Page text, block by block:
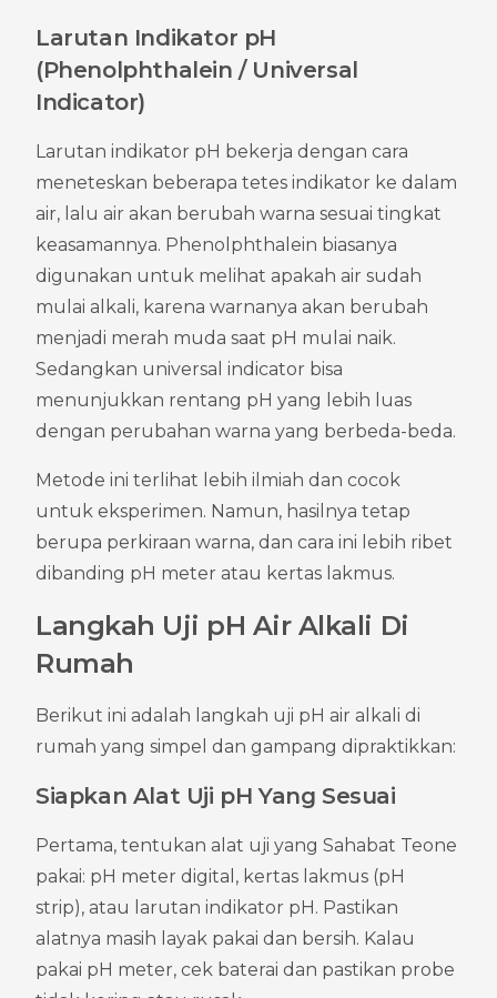
Larutan Indikator pH
(Phenolphthalein / Universal
Indicator)
Larutan indikator pH bekerja dengan cara
meneteskan beberapa tetes indikator ke dalam
air, lalu air akan berubah warna sesuai tingkat
keasamannya. Phenolphthalein biasanya
digunakan untuk melihat apakah air sudah
mulai alkali, karena warnanya akan berubah
menjadi merah muda saat pH mulai naik.
Sedangkan universal indicator bisa
menunjukkan rentang pH yang lebih luas
dengan perubahan warna yang berbeda-beda.
Metode ini terlihat lebih ilmiah dan cocok
untuk eksperimen. Namun, hasilnya tetap
berupa perkiraan warna, dan cara ini lebih ribet
dibanding pH meter atau kertas lakmus.
Langkah Uji pH Air Alkali Di
Rumah
Berikut ini adalah langkah uji pH air alkali di
rumah yang simpel dan gampang dipraktikkan:
Siapkan Alat Uji pH Yang Sesuai
Pertama, tentukan alat uji yang Sahabat Teone
pakai: pH meter digital, kertas lakmus (pH
strip), atau larutan indikator pH. Pastikan
alatnya masih layak pakai dan bersih. Kalau
pakai pH meter, cek baterai dan pastikan probe